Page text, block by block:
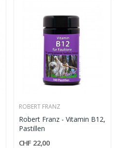
ROBERT FRANZ
Robert Franz - Vitamin B12,
Pastillen
CHF 22,00